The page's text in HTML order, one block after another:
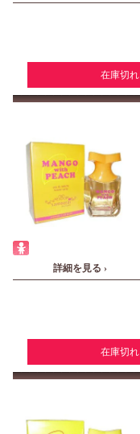
在庫切れ
詳細を見る ›
在庫切れ